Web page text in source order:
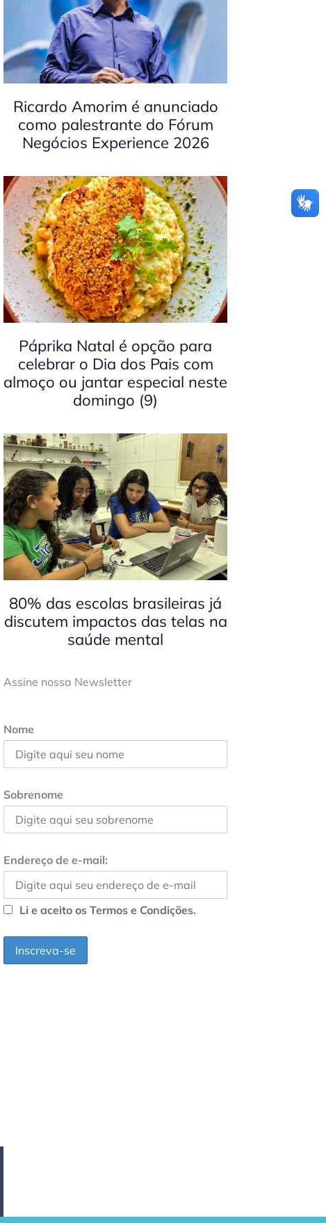
Ricardo Amorim é anunciado
como palestrante do Fórum
Negócios Experience 2026
Páprika Natal é opção para
celebrar o Dia dos Pais com
almoço ou jantar especial neste
domingo (9)
80% das escolas brasileiras já
discutem impactos das telas na
saúde mental
Assine nossa Newsletter
Nome
Sobrenome
Endereço de e-mail:
Li e aceito os Termos e Condições.